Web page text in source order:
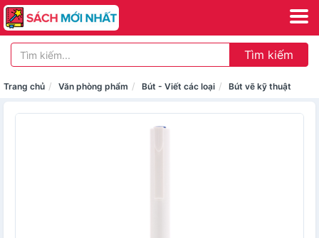
Tìm kiếm
Trang chủ Văn phòng phẩm Bút - Viết các loại Bút vẽ kỹ thuật